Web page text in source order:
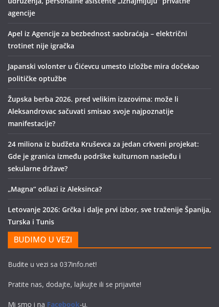
agencije
Apel iz Agencije za bezbednost saobraćaja – električni
trotinet nije igračka
Japanski volonter u Ćićevcu umesto izložbe mira dočekao
političke optužbe
Župska berba 2026. pred velikim izazovima: može li
Aleksandrovac sačuvati smisao svoje najpoznatije
manifestacije?
24 miliona iz budžeta Kruševca za jedan crkveni projekat:
Gde je granica između podrške kulturnom nasleđu i
sekularne države?
„Magna“ odlazi iz Aleksinca?
Letovanje 2026: Grčka i dalje prvi izbor, sve traženije Španija,
Turska i Tunis
BUDIMO U VEZI
Budite u vezi sa 037info.net!
Pratite nas, dodajte, lajkujte ili se prijavite!
Mi smo i na Facebook-u.